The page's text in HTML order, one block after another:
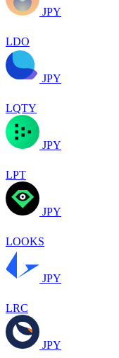
JPY
LDO
JPY
LQTY
JPY
LPT
JPY
LOOKS
JPY
LRC
JPY